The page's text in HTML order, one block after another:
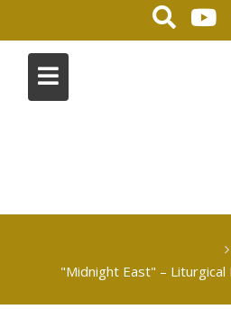
Midnight East" – Liturgical